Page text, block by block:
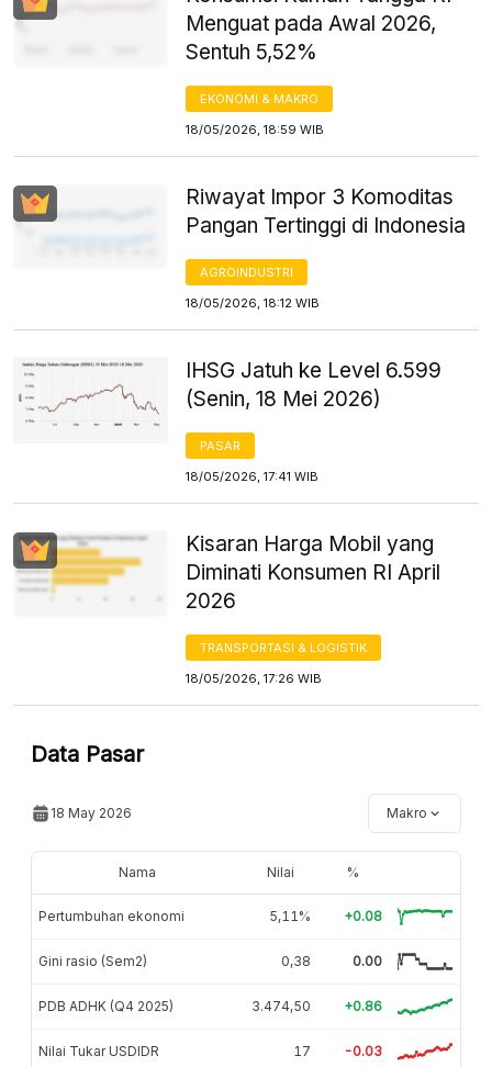
Menguat pada Awal 2026,
Sentuh 5,52%
EKONOMI & MAKRO
18/05/2026, 18:59 WIB
Riwayat Impor 3 Komoditas
Pangan Tertinggi di Indonesia
AGROINDUSTRI
18/05/2026, 18:12 WIB
IHSG Jatuh ke Level 6.599
(Senin, 18 Mei 2026)
PASAR
18/05/2026, 17:41 WIB
Kisaran Harga Mobil yang
Diminati Konsumen RI April
2026
TRANSPORTASI & LOGISTIK
18/05/2026, 17:26 WIB
Data Pasar
18 May 2026 Makro
Nama Nilai %
Pertumbuhan ekonomi 5,11% +0.08
Gini rasio (Sem2) 0,38 0.00
PDB ADHK (Q4 2025) 3.474,50 +0.86
Nilai Tukar USDIDR 17 -0.03